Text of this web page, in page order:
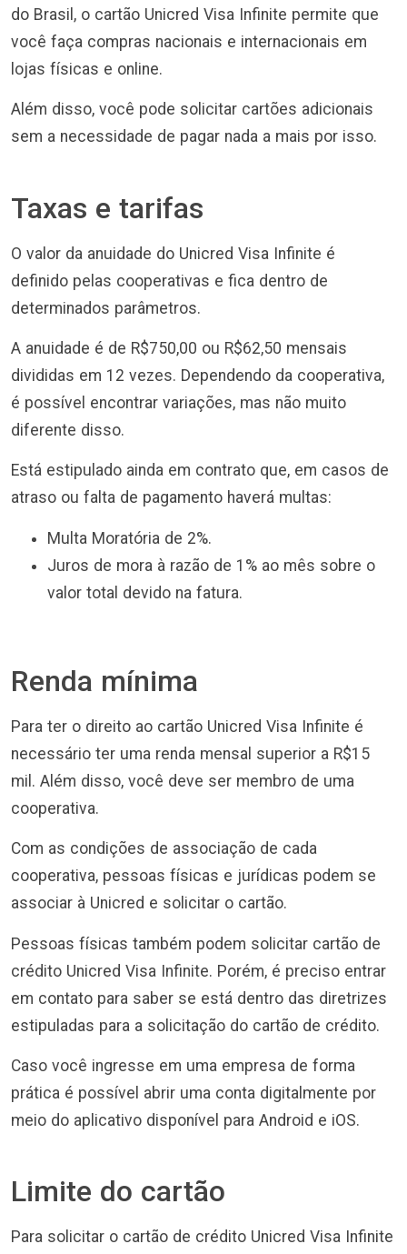
do Brasil, o cartão Unicred Visa Infinite permite que
você faça compras nacionais e internacionais em
lojas físicas e online.
Além disso, você pode solicitar cartões adicionais
sem a necessidade de pagar nada a mais por isso.
Taxas e tarifas
O valor da anuidade do Unicred Visa Infinite é
definido pelas cooperativas e fica dentro de
determinados parâmetros.
A anuidade é de R$750,00 ou R$62,50 mensais
divididas em 12 vezes. Dependendo da cooperativa,
é possível encontrar variações, mas não muito
diferente disso.
Está estipulado ainda em contrato que, em casos de
atraso ou falta de pagamento haverá multas:
Multa Moratória de 2%.
Juros de mora à razão de 1% ao mês sobre o
valor total devido na fatura.
Renda mínima
Para ter o direito ao cartão Unicred Visa Infinite é
necessário ter uma renda mensal superior a R$15
mil. Além disso, você deve ser membro de uma
cooperativa.
Com as condições de associação de cada
cooperativa, pessoas físicas e jurídicas podem se
associar à Unicred e solicitar o cartão.
Pessoas físicas também podem solicitar cartão de
crédito Unicred Visa Infinite. Porém, é preciso entrar
em contato para saber se está dentro das diretrizes
estipuladas para a solicitação do cartão de crédito.
Caso você ingresse em uma empresa de forma
prática é possível abrir uma conta digitalmente por
meio do aplicativo disponível para Android e iOS.
Limite do cartão
Para solicitar o cartão de crédito Unicred Visa Infinite